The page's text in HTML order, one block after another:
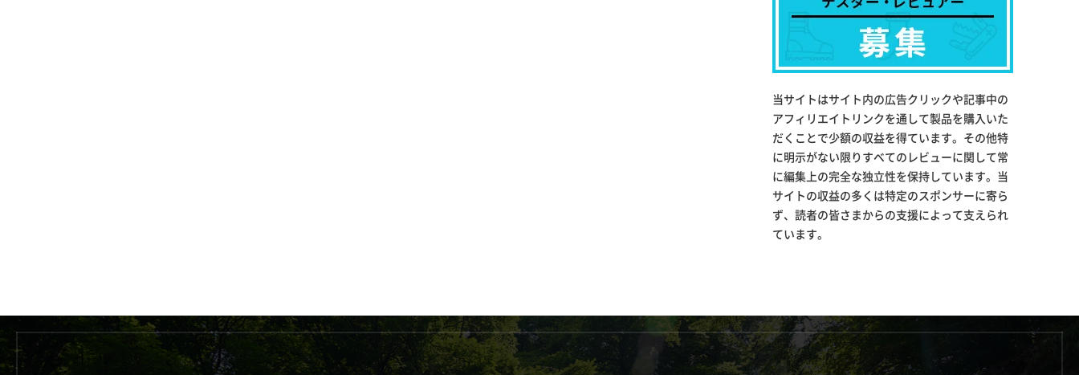
当サイトはサイト内の広告クリックや記事中の
アフィリエイトリンクを通して製品を購入いた
だくことで少額の収益を得ています。その他特
に明示がない限りすべてのレビューに関して常
に編集上の完全な独立性を保持しています。当
サイトの収益の多くは特定のスポンサーに寄ら
ず、読者の皆さまからの支援によって支えられ
ています。